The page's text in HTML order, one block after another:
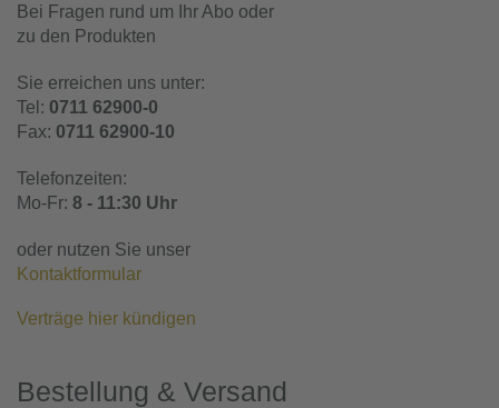
Bei Fragen rund um Ihr Abo oder
zu den Produkten
Sie erreichen uns unter:
Tel: 0711 62900-0
Fax: 0711 62900-10
Telefonzeiten:
Mo-Fr: 8 - 11:30 Uhr
oder nutzen Sie unser
Kontaktformular
Verträge hier kündigen
Bestellung & Versand